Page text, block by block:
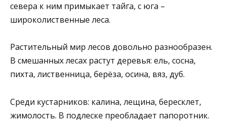
севера к ним примыкает тайга, с юга –
широколиственные леса.
Растительный мир лесов довольно разнообразен.
В смешанных лесах растут деревья: ель, сосна,
пихта, лиственница, берёза, осина, вяз, дуб.
Среди кустарников: калина, лещина, бересклет,
жимолость. В подлеске преобладает папоротник.